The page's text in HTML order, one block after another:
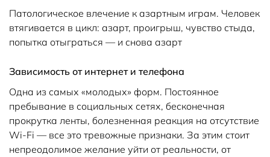
Патологическое влечение к азартным играм. Человек
втягивается в цикл: азарт, проигрыш, чувство стыда,
попытка отыграться — и снова азарт
Зависимость от интернет и телефона
Одна из самых «молодых» форм. Постоянное
пребывание в социальных сетях, бесконечная
прокрутка ленты, болезненная реакция на отсутствие
Wi-Fi — все это тревожные признаки. За этим стоит
непреодолимое желание уйти от реальности, от